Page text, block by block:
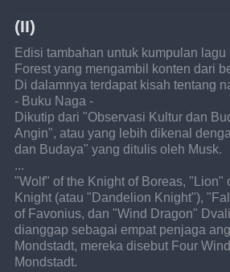
(II)
Edisi tambahan untuk kumpulan lagu
Forest yang mengambil konten dari
Di dalamnya terdapat kisah tentang
- Buku Naga -
Dikutip dari "Observasi Kultur dan
Angin", atau yang lebih dikenal
dan Budaya" yang ditulis oleh Musk.
...
"Wolf" of the Knight of Boreas, "Lion"
Knight (atau "Dandelion Knight"),
of Favonius, dan "Wind Dragon"
dianggap sebagai empat penjaga
Mondstadt, mereka disebut Four
Mondstadt.